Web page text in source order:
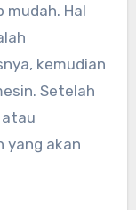
mudah. Hal
kemudian
Setelah
yang akan